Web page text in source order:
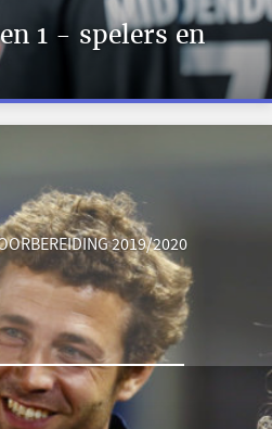
1 - spelers en
2019/2020